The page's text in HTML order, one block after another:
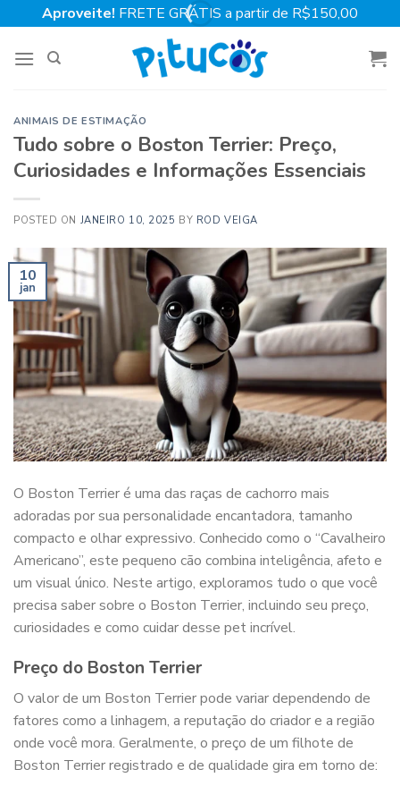
to
content
Aproveite! FRETE GRÁTIS a partir de R$150,00
ANIMAIS DE ESTIMAÇÃO
Tudo sobre o Boston Terrier: Preço,
Curiosidades e Informações Essenciais
POSTED ON JANEIRO 10, 2025 BY ROD VEIGA
10
jan
O Boston Terrier é uma das raças de cachorro mais
adoradas por sua personalidade encantadora, tamanho
compacto e olhar expressivo. Conhecido como o “Cavalheiro
Americano”, este pequeno cão combina inteligência, afeto e
um visual único. Neste artigo, exploramos tudo o que você
precisa saber sobre o Boston Terrier, incluindo seu preço,
curiosidades e como cuidar desse pet incrível.
Preço do Boston Terrier
O valor de um Boston Terrier pode variar dependendo de
fatores como a linhagem, a reputação do criador e a região
onde você mora. Geralmente, o preço de um filhote de
Boston Terrier registrado e de qualidade gira em torno de: